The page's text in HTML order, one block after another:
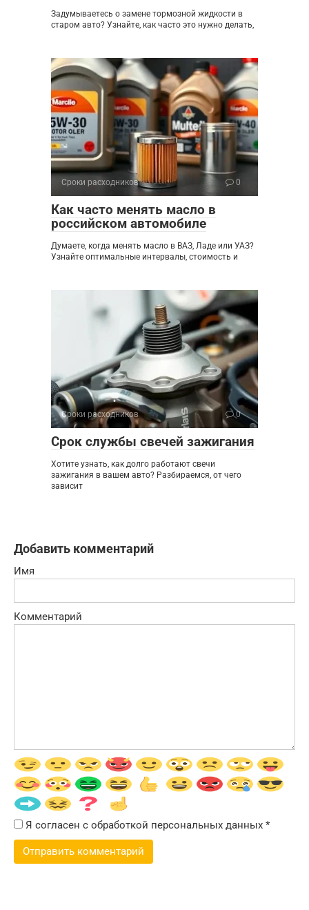
Задумываетесь о замене тормозной жидкости в
старом авто? Узнайте, как часто это нужно делать,
Сроки расходников 0
Как часто менять масло в
российском автомобиле
Думаете, когда менять масло в ВАЗ, Ладе или УАЗ?
Узнайте оптимальные интервалы, стоимость и
Сроки расходников 0
Срок службы свечей зажигания
Хотите узнать, как долго работают свечи
зажигания в вашем авто? Разбираемся, от чего
зависит
Добавить комментарий
Имя
Комментарий
Я согласен с обработкой персональных данных *